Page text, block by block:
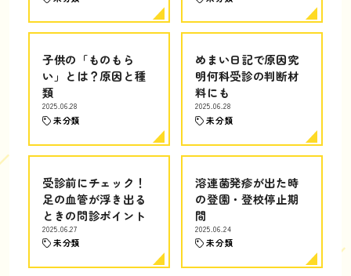
子供の「ものもら
い」とは？原因と種
類
2025.06.28
未分類
めまい日記で原因究
明何科受診の判断材
料にも
2025.06.28
未分類
受診前にチェック！
足の血管が浮き出る
ときの問診ポイント
2025.06.27
未分類
溶連菌発疹が出た時
の登園・登校停止期
間
2025.06.24
未分類